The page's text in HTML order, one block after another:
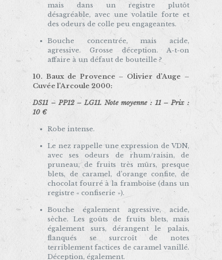
mais dans un registre plutôt
désagréable, avec une volatile forte et
des odeurs de colle peu engageantes.
Bouche concentrée, mais acide,
agressive. Grosse déception. A-t-on
affaire à un défaut de bouteille ?
10.Baux de Provence – Olivier d’Auge –
Cuvée l’Arcoule 2000:
DS11 – PP12 – LG11. Note moyenne : 11 – Prix :
10 €
Robe intense.
Le nez rappelle une expression de VDN,
avec ses odeurs de rhum/raisin, de
pruneau, de fruits très mûrs, presque
blets, de caramel, d’orange confite, de
chocolat fourré à la framboise (dans un
registre « confiserie »).
Bouche également agressive, acide,
sèche. Les goûts de fruits blets, mais
également surs, dérangent le palais,
flanqués se surcroît de notes
terriblement factices de caramel vanillé.
Déception, également.